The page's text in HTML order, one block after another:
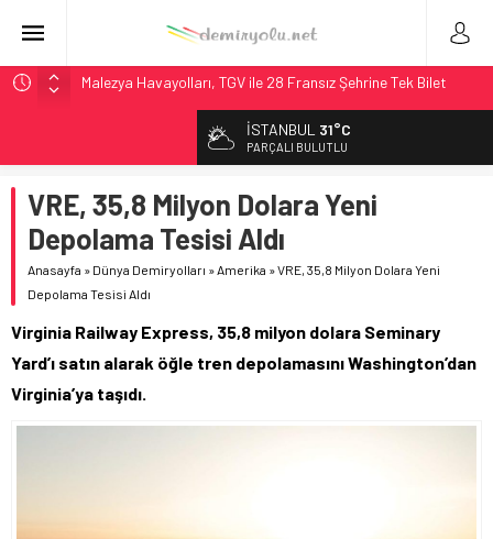
Malezya Havayolları, TGV ile 28 Fransız Şehrine Tek Bilet
ÖBB ve RFI’dan Brenner’da 15 Günlük Bakım: Tren Seferleri
NS, Temmuz 2026’dan İtibaren Koltukta Bagaja Kalıcı
Yasak, Ceza Yok
Madrid Atocha’da 56 Milyon Euro’luk Yenileme: Sol Tüneli
%33 Kapasite Artışı
İngiltere Demiryolunda Tarihi Entegrasyon: GBR Anglia
Resmen Başladı
İSTANBUL 31°C
PARÇALI BULUTLU
VRE, 35,8 Milyon Dolara Yeni
Depolama Tesisi Aldı
Anasayfa » Dünya Demiryolları »Amerika »VRE, 35,8 Milyon Dolara Yeni
Depolama Tesisi Aldı
Virginia Railway Express, 35,8 milyon dolara Seminary
Yard’ı satın alarak öğle tren depolamasını Washington’dan
Virginia’ya taşıdı.